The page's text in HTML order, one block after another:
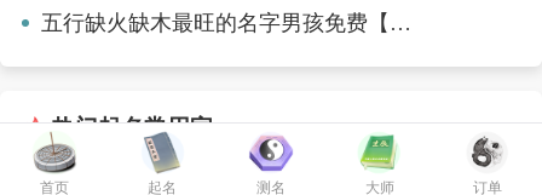
五行缺火缺木最旺的名字男孩免费【七篇】
热门起名常用字
首页 起名 测名 大师 订单